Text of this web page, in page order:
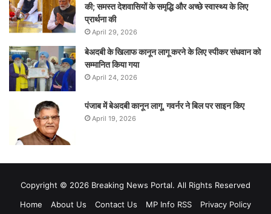
की; समस्‍त देशवासियों के समृद्धि और अच्छे स्वास्थ्य के लिए
प्रार्थना की
April 29, 2026
बेअदबी के खिलाफ कानून लागू करने के लिए स्पीकर संधवान को
सम्मानित किया गया
April 24, 2026
पंजाब में बेअदबी कानून लागू, गवर्नर ने बिल पर साइन किए
April 19, 2026
Copyright © 2026 Breaking News Portal. All Rights Reserved
Home
About Us Contact Us MP Info RSS Privacy Policy